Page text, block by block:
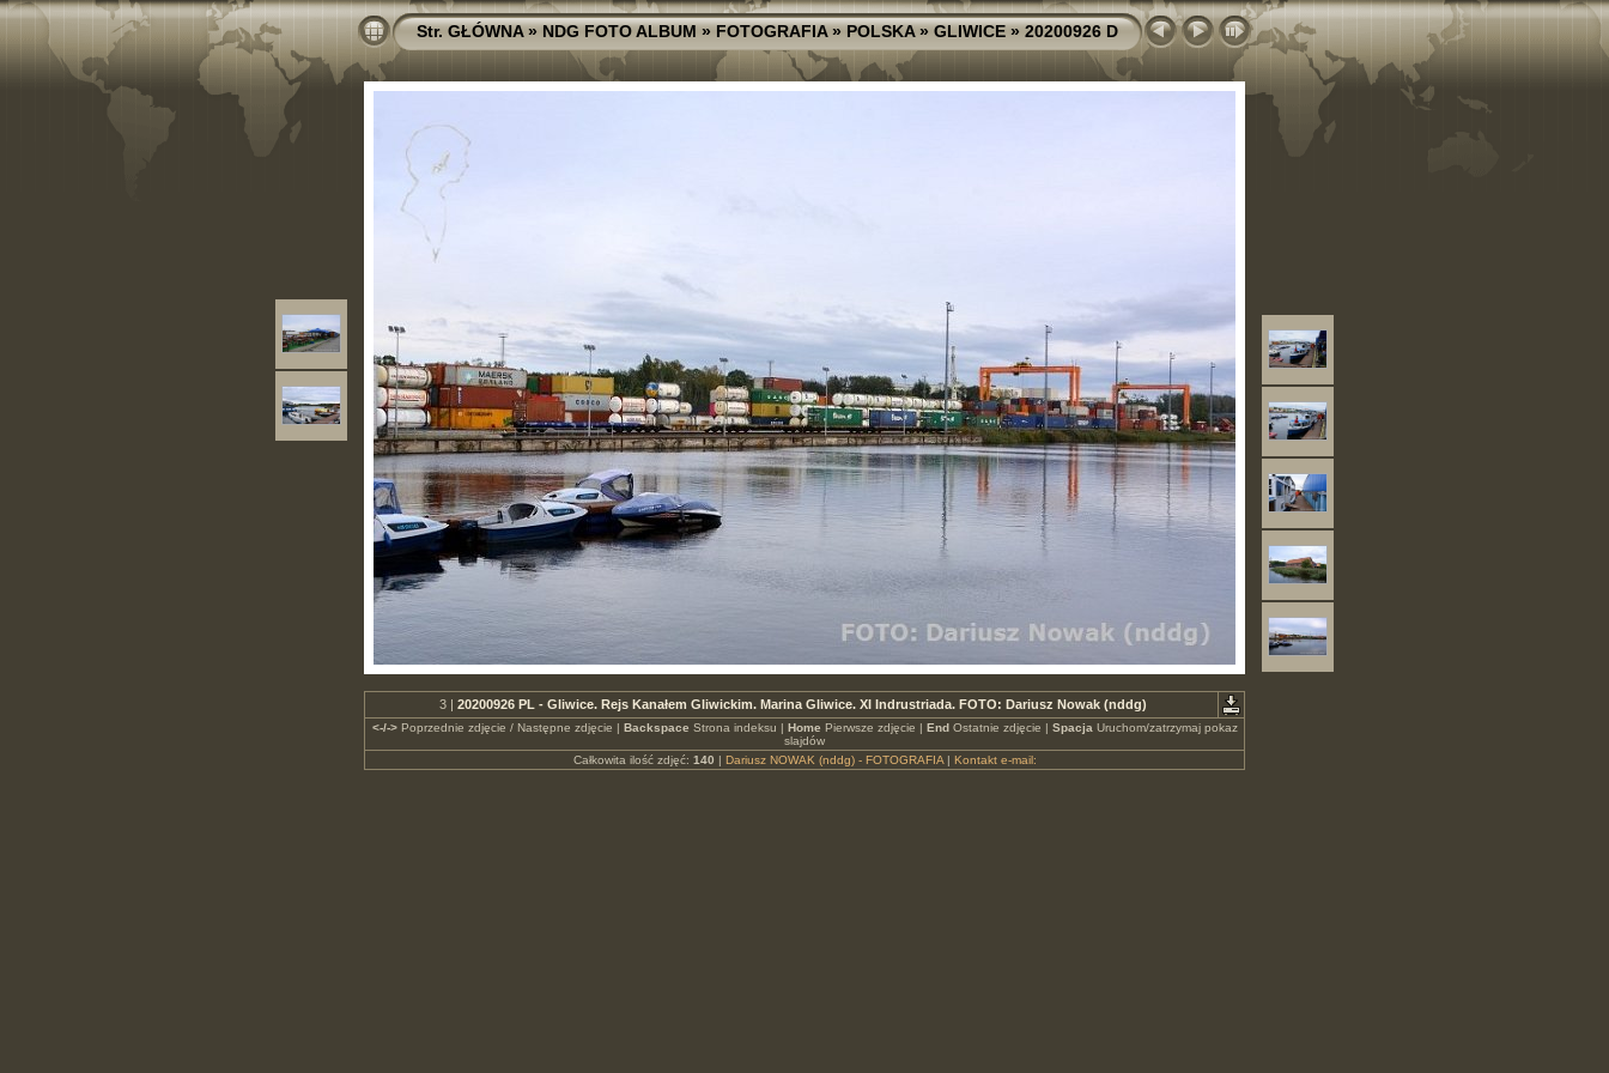
Str. GŁÓWNA»NDG FOTO ALBUM»FOTOGRAFIA»POLSKA»GLIWICE»20200926 D
3 | 20200926 PL - Gliwice. Rejs Kanałem Gliwickim. Marina Gliwice. XI Indrustriada. FOTO: Dariusz Nowak (nddg)
<-/->Poprzednie zdjęcie / Następne zdjęcie | Backspace Strona indeksu | Home Pierwsze zdjęcie | EndOstatnie zdjęcie | Spacja Uruchom/zatrzymaj pokaz
slajdów
Całkowita ilość zdjęć: 140 | Dariusz NOWAK (nddg) - FOTOGRAFIA| Kontakt e-mail: